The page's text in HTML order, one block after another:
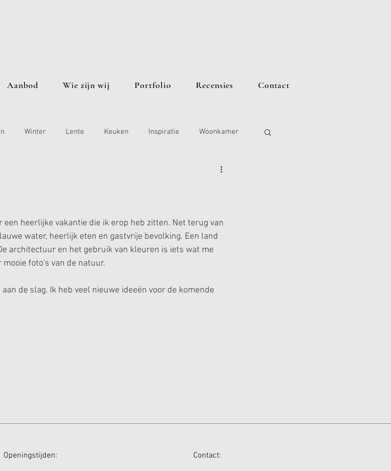
Aanbod Wie zijn wij Portfolio Recensies Contact
Winter Lente Keuken Inspiratie Woonkamer
heerlijke vakantie die ik erop heb zitten. Net terug van
water, heerlijk eten en gastvrije bevolking. Een land
architectuur en het gebruik van kleuren is iets wat me
foto's van de natuur.
de slag. Ik heb veel nieuwe ideeën voor de komende
Contact: